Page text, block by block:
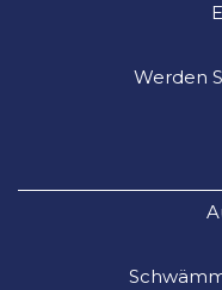
Werden